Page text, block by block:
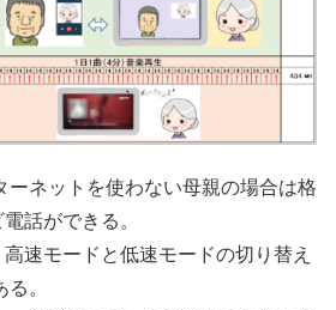
ーネットを使わない母親の場合は格
話ができる。
速モードと低速モードの切り替え
。